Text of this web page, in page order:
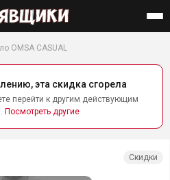
OMSA CASUAL
эта скидка сгорела
перейти к другим действующим
Посмотреть другие
Скидки